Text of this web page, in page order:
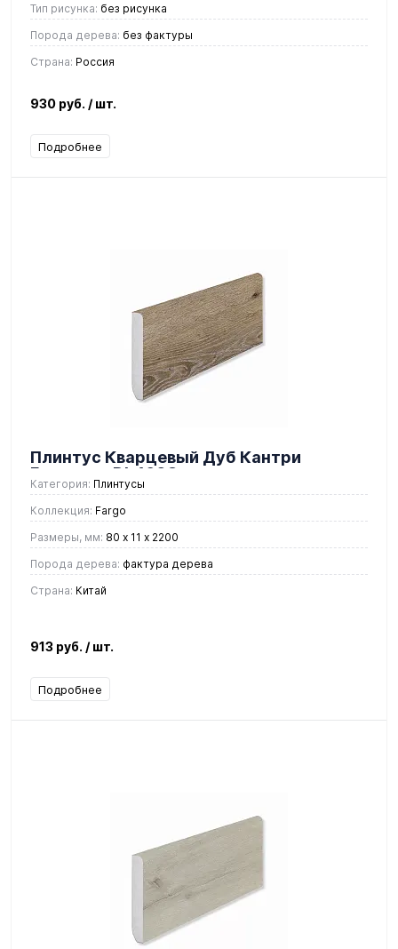
Тип рисунка: без рисунка
Порода дерева: без фактуры
Страна: Россия
930 руб. / шт.
Подробнее
Плинтус Кварцевый Дуб Кантри
Градиент DL 1603
Категория: Плинтусы
Коллекция: Fargo
Размеры, мм: 80 х 11 х 2200
Порода дерева: фактура дерева
Страна: Китай
913 руб. / шт.
Подробнее